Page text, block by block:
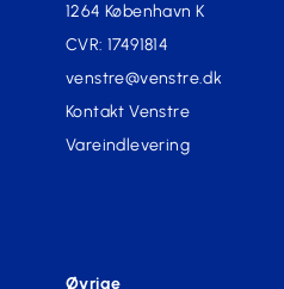
1264 København K
CVR: 17491814
venstre@venstre.dk
Kontakt Venstre
Vareindlevering
Øvrige